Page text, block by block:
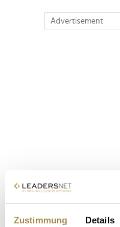
Zustimmung Details
Advertisement